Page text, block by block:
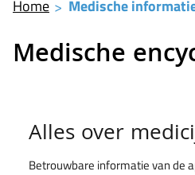
Home Medische
Medische
Medische
encyclopedie
Alles over
Betrouwbare informatie van de